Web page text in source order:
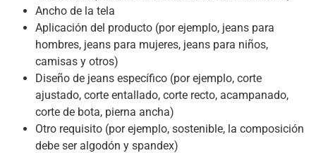
Ancho de la tela
Aplicación del producto (por ejemplo, jeans para
hombres, jeans para mujeres, jeans para niños,
camisas y otros)
Diseño de jeans específico (por ejemplo, corte
ajustado, corte entallado, corte recto, acampanado,
corte de bota, pierna ancha)
Otro requisito (por ejemplo, sostenible, la composición
debe ser algodón y spandex)